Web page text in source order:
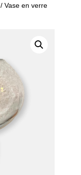
/ Vase en verre